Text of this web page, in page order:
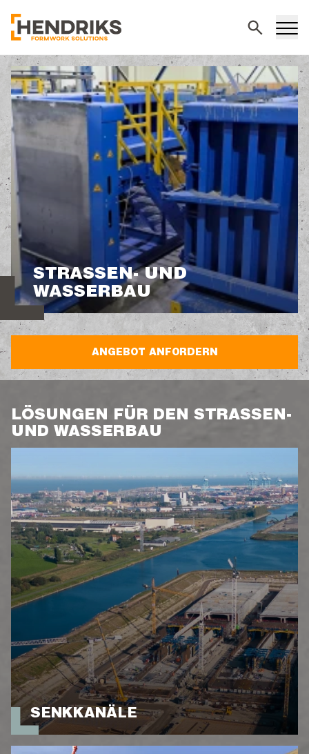
STRASSEN- UND W
ASSERBAU
ANGEBOT ANFORDERN
LÖSUNGEN FÜR DEN STRASSEN- U
ND WASSERBAU
SENKKANÄLE